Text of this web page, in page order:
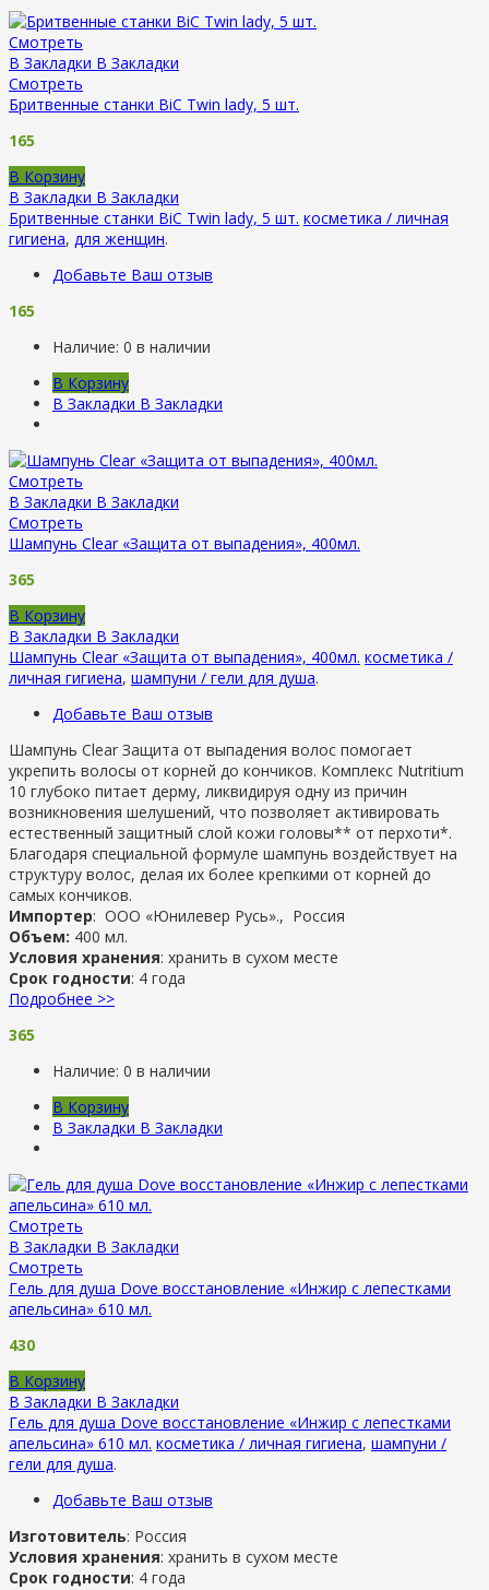
Смотреть
В Закладки В Закладки
Смотреть
Бритвенные станки BiC Twin lady, 5 шт.
165
В Корзину
В Закладки В Закладки
Бритвенные станки BiC Twin lady, 5 шт. косметика / личная
гигиена, для женщин.
Добавьте Ваш отзыв
165
Наличие: 0 в наличии
В Корзину
В Закладки В Закладки
Смотреть
В Закладки В Закладки
Смотреть
Шампунь Clear «Защита от выпадения», 400мл.
365
В Корзину
В Закладки В Закладки
Шампунь Clear «Защита от выпадения», 400мл. косметика /
личная гигиена, шампуни / гели для душа.
Добавьте Ваш отзыв
Шампунь Clear Защита от выпадения волос помогает
укрепить волосы от корней до кончиков. Комплекс Nutritium
10 глубоко питает дерму, ликвидируя одну из причин
возникновения шелушений, что позволяет активировать
естественный защитный слой кожи головы** от перхоти*.
Благодаря специальной формуле шампунь воздействует на
структуру волос, делая их более крепкими от корней до
самых кончиков.
Импортер: ООО «Юнилевер Русь»., Россия
Объем: 400 мл.
Условия хранения: хранить в сухом месте
Срок годности: 4 года
Подробнее >>
365
Наличие: 0 в наличии
В Корзину
В Закладки В Закладки
Смотреть
В Закладки В Закладки
Смотреть
Гель для душа Dove восстановление «Инжир с лепестками
апельсина» 610 мл.
430
В Корзину
В Закладки В Закладки
Гель для душа Dove восстановление «Инжир с лепестками
апельсина» 610 мл. косметика / личная гигиена, шампуни /
гели для душа.
Добавьте Ваш отзыв
Изготовитель: Россия
Условия хранения: хранить в сухом месте
Срок годности: 4 года